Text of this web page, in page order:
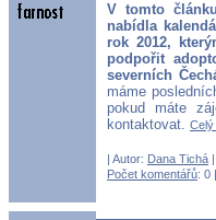
V tomto
nabídla
rok 2012,
podpořit
severních
máme
pokud máte
kontaktovat.
| Autor: Dana Tichá
Počet komentářů: 0